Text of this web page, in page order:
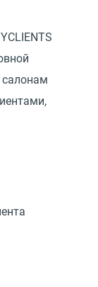
салонам